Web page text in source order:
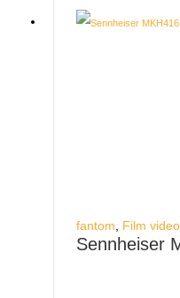
fantom Film video
Sennheiser